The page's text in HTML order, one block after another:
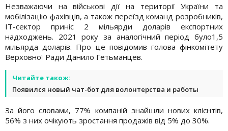
Незважаючи на військові дії на території України та
мобілізацію фахівців, а також переїзд команд розробників,
IT-сектор приніс 2 мільярди доларів експортних
надходжень. 2021 року за аналогічний період було1,5
мільярда доларів. Про це повідомив голова фінкомітету
Верховної Ради Данило Гетьманцев.
Читайте також:
Появился новый чат-бот для волонтерства и работы
За його словами, 77% компаній знайшли нових клієнтів,
56% з них очікують зростання продажів від 5% до 30%.